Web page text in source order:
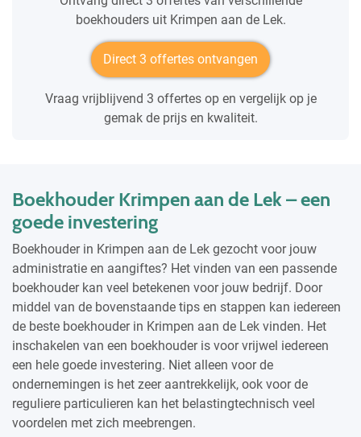
boekhouders uit Krimpen aan de Lek.
Direct 3 offertes ontvangen
Vraag vrijblijvend 3 offertes op en vergelijk op je
gemak de prijs en kwaliteit.
Boekhouder Krimpen aan de Lek – een
goede investering
Boekhouder in Krimpen aan de Lek gezocht voor jouw
administratie en aangiftes? Het vinden van een passende
boekhouder kan veel betekenen voor jouw bedrijf. Door
middel van de bovenstaande tips en stappen kan iedereen
de beste boekhouder in Krimpen aan de Lek vinden. Het
inschakelen van een boekhouder is voor vrijwel iedereen
een hele goede investering. Niet alleen voor de
ondernemingen is het zeer aantrekkelijk, ook voor de
reguliere particulieren kan het belastingtechnisch veel
voordelen met zich meebrengen.